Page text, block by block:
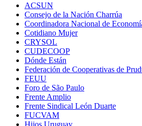
ACSUN
Consejo de la Nación Charrúa
Coordinadora Nacional de
Cotidiano Mujer
CRYSOL
CUDECOOP
Dónde Están
Federación de Cooperativas de
FEUU
Foro de São Paulo
Frente Amplio
Frente Sindical León Duarte
FUCVAM
Hijos Uruguay